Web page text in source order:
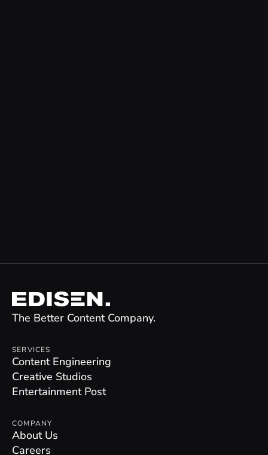
The Better Content Company.
SERVICES
Content Engineering
Creative Studios
Entertainment Post
COMPANY
About Us
Careers